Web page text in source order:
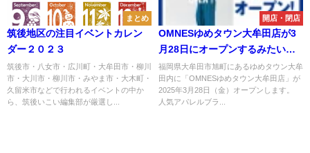
まとめ
筑後地区の注目イベントカレン
ダー２０２３
筑後市・八女市・広川町・大牟田市・柳川
市・大川市・柳川市・みやま市・大木町・
久留米市などで行われるイベントの中か
ら、筑後いこい編集部が厳選し...
開店・閉店
OMNESゆめタウン大牟田店が3
月28日にオープンするみたい。
大牟田初出店
福岡県大牟田市旭町にあるゆめタウン大牟
田内に「OMNESゆめタウン大牟田店」が
2025年3月28日（金）オープンします。
人気アパレルブラ...